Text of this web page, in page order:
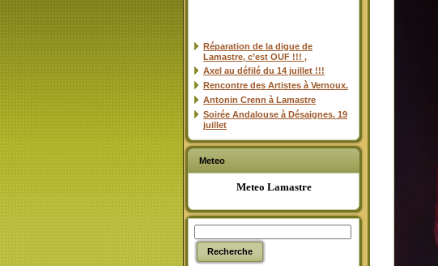
Réparation de la digue de
Lamastre, c’est OUF !!! ,
Axel au défilé du 14 juillet !!!
Rencontre des Artistes à Vernoux.
Antonin Crenn à Lamastre
Soirée Andalouse à Désaignes. 19
juillet
Meteo
Meteo Lamastre